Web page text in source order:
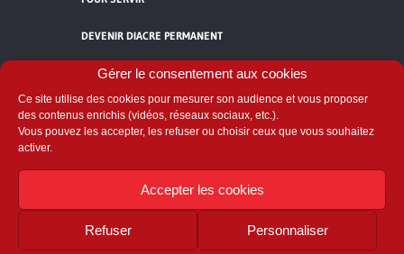
Gérer le consentement aux cookies
Ce site utilise des cookies pour mesurer son audience et vous proposer
des contenus enrichis (vidéos, réseaux sociaux, etc.).
Vous pouvez les accepter, les refuser ou choisir ceux que vous souhaitez
activer.
Accepter les cookies
Refuser Personnaliser
DEVENIR DIACRE PERMANENT
TÉMOIGNAGES
ACCUEIL
Comité National du Diaconat
58 avenue de Breteuil - 75007 Paris